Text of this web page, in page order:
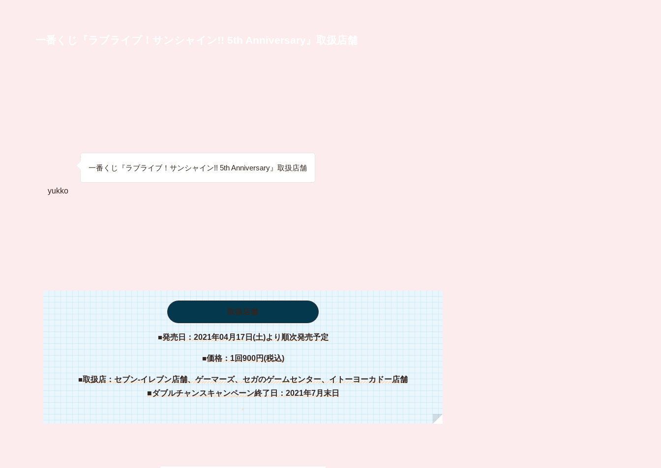
yukko
一番くじ『ラブライブ！サンシャイン!! 5th Anniversary』取扱店舗
取扱店舗
■発売日：2021年04月17日(土)より順次発売予定
■価格：1回900円(税込)
■取扱店：セブン‐イレブン店舗、ゲーマーズ、セガのゲームセンター、イトーヨーカドー店舗
■ダブルチャンスキャンペーン終了日：2021年7月末日